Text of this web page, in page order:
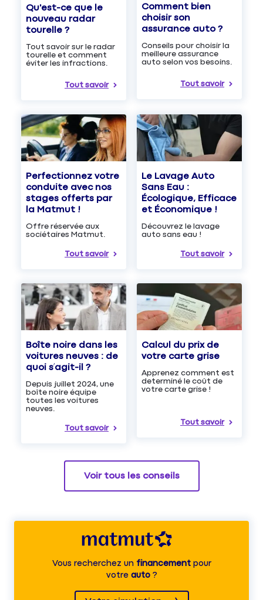
Qu'est-ce que le
nouveau radar
tourelle ?
Tout savoir sur le radar
tourelle et comment
éviter les infractions.
Tout savoir
Comment bien
choisir son
assurance auto ?
Conseils pour choisir la
meilleure assurance
auto selon vos besoins.
Tout savoir
Perfectionnez votre
conduite avec nos
stages offerts par
la Matmut !
Offre réservée aux
sociétaires Matmut.
Tout savoir
Le Lavage Auto
Sans Eau :
Écologique, Efficace
et Économique !
Découvrez le lavage
auto sans eau !
Tout savoir
Boîte noire dans les
voitures neuves : de
quoi s’agit-il ?
Depuis juillet 2024, une
boîte noire équipe
toutes les voitures
neuves.
Tout savoir
Calcul du prix de
votre carte grise
Apprenez comment est
determiné le coût de
votre carte grise !
Tout savoir
Voir tous les conseils
Vous recherchez unfinancementpour
votre auto?